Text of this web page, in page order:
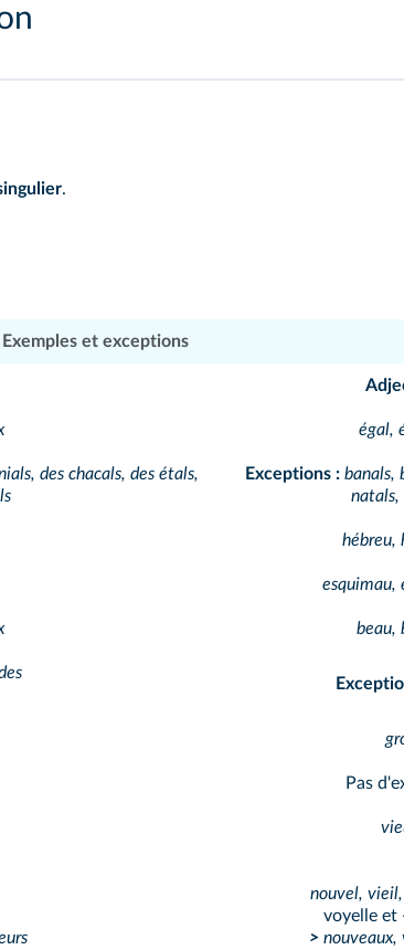
.
Exemples et exceptions
égal,
des chacals, des étals,
Exceptions : banals,
natals,
hébreu,
esquimau,
beau,
Pas
nouvel,
voyelle et
>nouveaux,